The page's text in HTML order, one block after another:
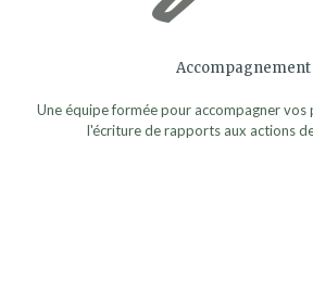
Accompagnement
Une équipe formée pour accompagner vos
l'écriture de rapports aux actions